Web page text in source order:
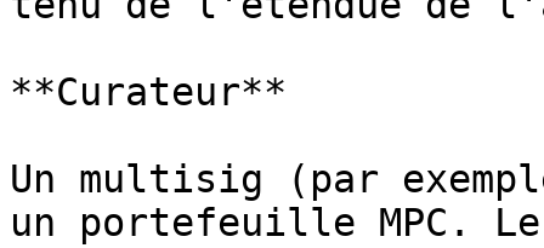
**Curateur**
Un multisig (par
un portefeuille MPC.